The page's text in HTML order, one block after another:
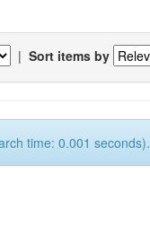
| Sort items by
time: 0.001 seconds).